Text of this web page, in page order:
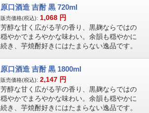
原口酒造 吉酎 黒 720ml
販売価格(税込): 1,068 円
芳醇な甘く広がる芋の香り、黒麹ならではの
穏やかでまろやかな味わい。余韻も穏やかに
続き、芋焼酎好きにはたまらない逸品です。
原口酒造 吉酎 黒 1800ml
販売価格(税込): 2,147 円
芳醇な甘く広がる芋の香り、黒麹ならではの
穏やかでまろやかな味わい。余韻も穏やかに
続き、芋焼酎好きにはたまらない逸品です。